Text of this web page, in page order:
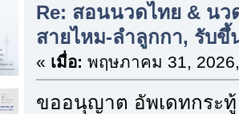
Re: สอนนวดไทย & น
สายไหม-ลำลูกกา, รับขึ้
« เมื่อ: พฤษภาคม 31,
ขออนุญาต อัพเดทกระทู้